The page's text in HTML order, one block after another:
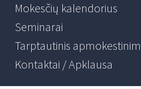
Mokesčių kalendorius
Seminarai
Tarptautinis
Kontaktai / Apklausa